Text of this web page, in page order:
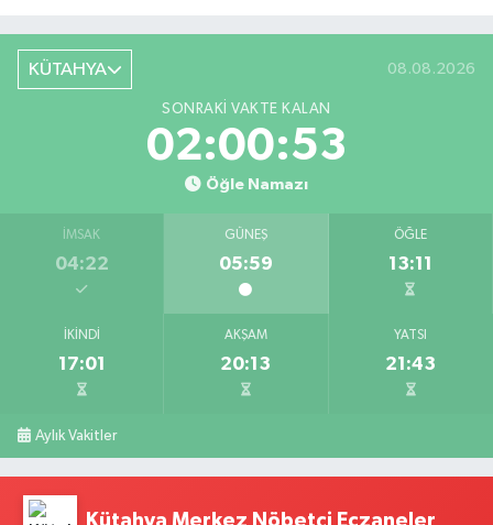
KÜTAHYA 08.08.2026
SONRAKI VAKTE KALAN
02:00:52
Öğle Namazı
İMSAK
04:22
GÜNEŞ
05:59
ÖĞLE
13:11
İKINDI
17:01
AKŞAM
20:13
YATSI
21:43
Aylık Vakitler